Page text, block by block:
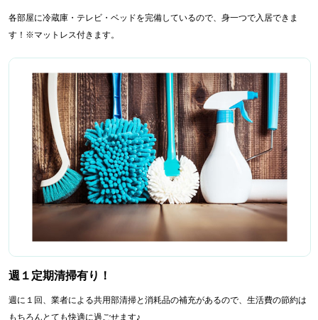
各部屋に冷蔵庫・テレビ・ベッドを完備しているので、身一つで入居できま
す！※マットレス付きます。
週１定期清掃有り！
週に１回、業者による共用部清掃と消耗品の補充があるので、生活費の節約は
もちろんとても快適に過ごせます♪